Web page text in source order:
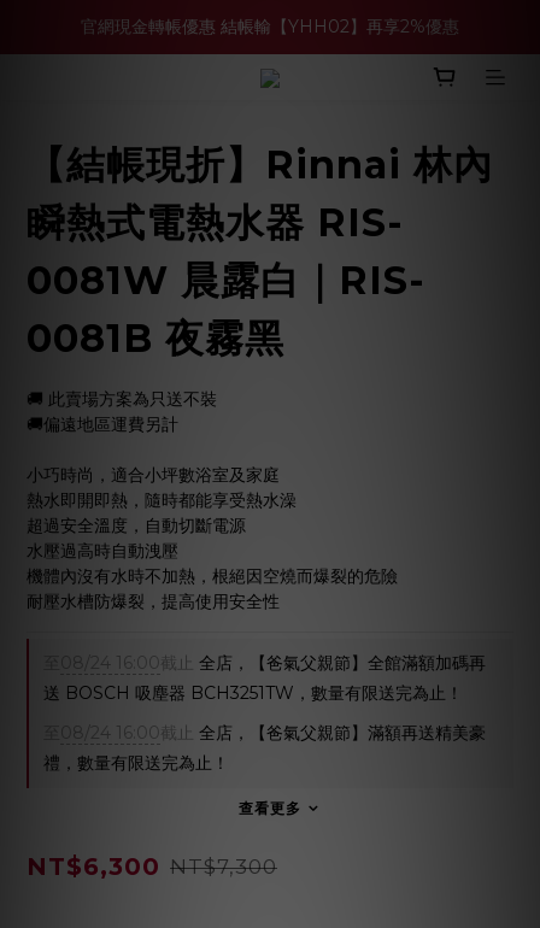
買多件家電找強老闆，比百貨公司更划算 >>
買多件家電找強老闆，比百貨公司更划算 >>
【結帳現折】Rinnai 林內
瞬熱式電熱水器 RIS-
0081W 晨露白｜RIS-
0081B 夜霧黑
🚚 此賣場方案為只送不裝
🚚偏遠地區運費另計
小巧時尚，適合小坪數浴室及家庭
熱水即開即熱，隨時都能享受熱水澡
超過安全溫度，自動切斷電源
水壓過高時自動洩壓
機體內沒有水時不加熱，根絕因空燒而爆裂的危險
耐壓水槽防爆裂，提高使用安全性
08/24 16:00截止
全店，【爸氣父親節】全館滿額加碼再
送 BOSCH 吸塵器 BCH3251TW，數量有限送完為止！
08/24 16:00截止
全店，【爸氣父親節】滿額再送精美豪
禮，數量有限送完為止！
查看更多
NT$6,300 NT$7,300